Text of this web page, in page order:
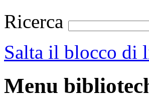
Ricerca
Salta il blocco di
Menu